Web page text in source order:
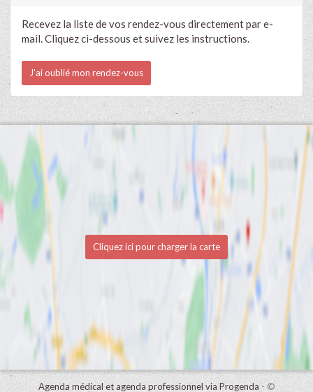
Recevez la liste de vos rendez-vous directement par e-
mail. Cliquez ci-dessous et suivez les instructions.
J'ai oublié mon rendez-vous
Cliquez ici pour charger la carte
Agenda médical et agenda professionnel via Progenda- ©